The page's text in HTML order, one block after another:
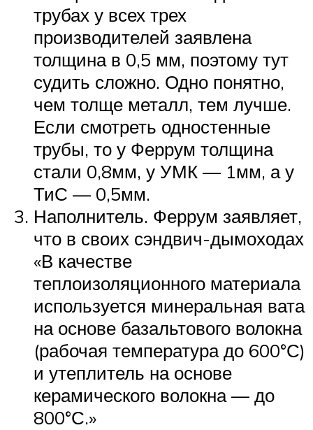
трубах у всех трех
производителей заявлена
толщина в 0,5 мм, поэтому тут
судить сложно. Одно понятно,
чем толще металл, тем лучше.
Если смотреть одностенные
трубы, то у Феррум толщина
стали 0,8мм, у УМК — 1мм, а у
ТиС — 0,5мм.
Наполнитель. Феррум заявляет,
что в своих сэндвич-дымоходах
«В качестве
теплоизоляционного материала
используется минеральная вата
на основе базальтового волокна
(рабочая температура до 600°С)
и утеплитель на основе
керамического волокна — до
800°С.»